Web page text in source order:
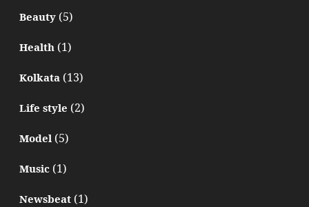
Beauty(5)
Health(1)
Kolkata(13)
Life style (2)
Model(5)
Music(1)
Newsbeat(1)